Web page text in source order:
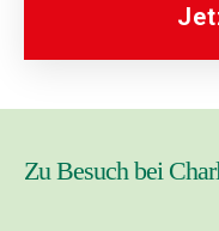
Zu Besuch bei